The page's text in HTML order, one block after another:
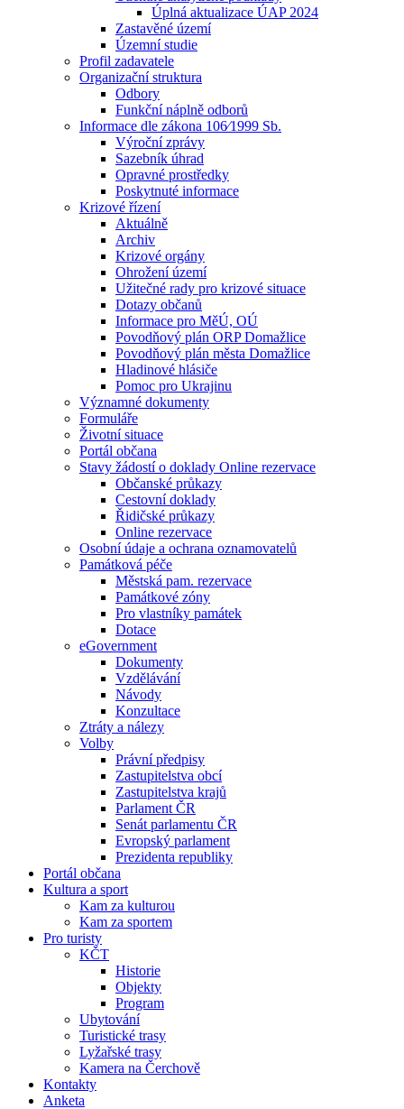
Úplná aktualizace ÚAP 2024
Zastavěné území
Územní studie
Profil zadavatele
Organizační struktura
Odbory
Funkční náplně odborů
Informace dle zákona 106⁄1999 Sb.
Výroční zprávy
Sazebník úhrad
Opravné prostředky
Poskytnuté informace
Krizové řízení
Aktuálně
Archiv
Krizové orgány
Ohrožení území
Užitečné rady pro krizové situace
Dotazy občanů
Informace pro MěÚ, OÚ
Povodňový plán ORP Domažlice
Povodňový plán města Domažlice
Hladinové hlásiče
Pomoc pro Ukrajinu
Významné dokumenty
Formuláře
Životní situace
Portál občana
Stavy žádostí o doklady Online rezervace
Občanské průkazy
Cestovní doklady
Řidičské průkazy
Online rezervace
Osobní údaje a ochrana oznamovatelů
Památková péče
Městská pam. rezervace
Památkové zóny
Pro vlastníky památek
Dotace
eGovernment
Dokumenty
Vzdělávání
Návody
Konzultace
Ztráty a nálezy
Volby
Právní předpisy
Zastupitelstva obcí
Zastupitelstva krajů
Parlament ČR
Senát parlamentu ČR
Evropský parlament
Prezidenta republiky
Portál občana
Kultura a sport
Kam za kulturou
Kam za sportem
Pro turisty
KČT
Historie
Objekty
Program
Ubytování
Turistické trasy
Lyžařské trasy
Kamera na Čerchově
Kontakty
Anketa